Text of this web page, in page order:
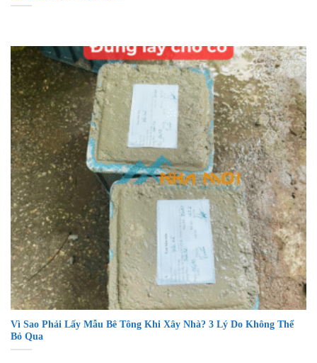
Vì Sao Phải Lấy Mẫu Bê Tông Khi Xây Nhà? 3 Lý Do Không Thể
Bỏ Qua